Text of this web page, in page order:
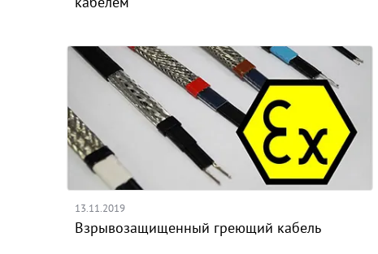
13.11.2019
Взрывозащищенный греющий кабель